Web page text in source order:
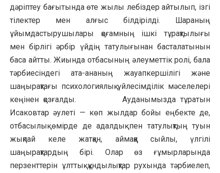
дәріптеу бағытында өте жылы лебіздер айтылып, ізгі
тілектер мен алғыс білдірілді. Шараның
ұйымдастырушылары қоғамның ішкі тұрақтылығы
мен бірлігі әрбір үйдің татулығынан басталатынын
баса айтты. Жиында отбасының әлеуметтік ролі, бала
тәрбиесіндегі ата-ананың жауапкершілігі және
шаңырақтағы психологиялық үйлесімділік мәселелері
кеңінен қозғалды. Ауданымызда тұратын
Исаковтар әулеті — көп жылдар бойы еңбекте де,
отбасылық өмірде де адалдық пен татулықтың туын
жықпай келе жатқан, аймаққа сыйлы, үлгілі
шаңырақтардың бірі. Олар өз ғұмырларында
перзенттерін ұлттық құндылықтар рухында тәрбиелеп,